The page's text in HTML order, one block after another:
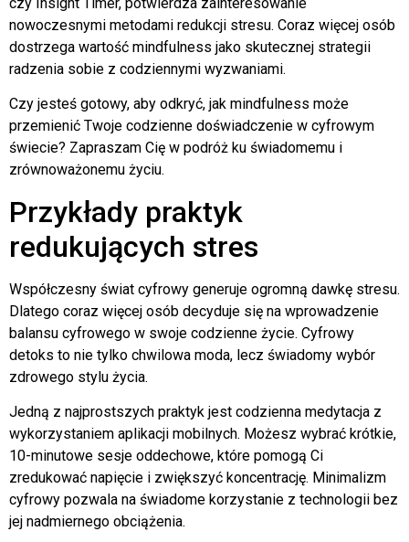
nowoczesnymi metodami redukcji stresu. Coraz więcej osób
dostrzega wartość mindfulness jako skutecznej strategii
radzenia sobie z codziennymi wyzwaniami.
Czy jesteś gotowy, aby odkryć, jak mindfulness może
przemienić Twoje codzienne doświadczenie w cyfrowym
świecie? Zapraszam Cię w podróż ku świadomemu i
zrównoważonemu życiu.
Przykłady praktyk
redukujących stres
Współczesny świat cyfrowy generuje ogromną dawkę stresu.
Dlatego coraz więcej osób decyduje się na wprowadzenie
balansu cyfrowego w swoje codzienne życie. Cyfrowy
detoks to nie tylko chwilowa moda, lecz świadomy wybór
zdrowego stylu życia.
Jedną z najprostszych praktyk jest codzienna medytacja z
wykorzystaniem aplikacji mobilnych. Możesz wybrać krótkie,
10-minutowe sesje oddechowe, które pomogą Ci
zredukować napięcie i zwiększyć koncentrację. Minimalizm
cyfrowy pozwala na świadome korzystanie z technologii bez
jej nadmiernego obciążenia.